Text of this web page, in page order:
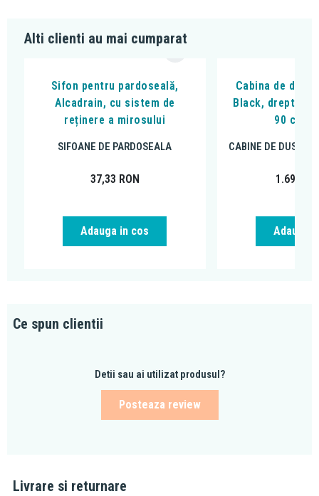
Alti clienti au mai cumparat
Sifon pentru pardoseală,
Alcadrain, cu sistem de
reținere a mirosului
SIFOANE DE PARDOSEALA
37,33 RON
Adauga in cos
Cabina de dus,
Black,
90 cm,
CABINE DE DUS
1.699,00
Adauga
Ce spun clientii
Detii sau ai utilizat produsul?
Posteaza review
Livrare si returnare